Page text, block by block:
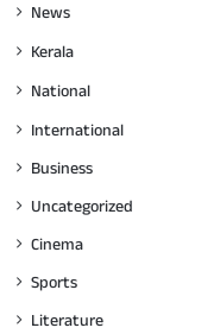
News
Kerala
National
International
Business
Uncategorized
Cinema
Sports
Literature